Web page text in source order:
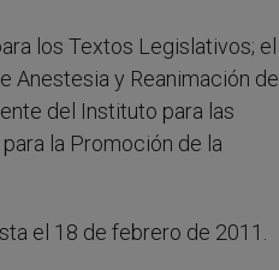
los Textos Legislativos; el
Anestesia y Reanimación de
del Instituto para las
la Promoción de la
el 18 de febrero de 2011.